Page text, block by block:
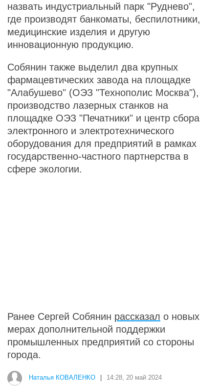
назвать индустриальный парк "Руднево",
где производят банкоматы, беспилотники,
медицинские изделия и другую
инновационную продукцию.
Собянин также выделил два крупных
фармацевтических завода на площадке
"Алабушево" (ОЭЗ "Технополис Москва"),
производство лазерных станков на
площадке ОЭЗ "Печатники" и центр сбора
электронного и электротехнического
оборудования для предприятий в рамках
государственно-частного партнерства в
сфере экологии.
Ранее Сергей Собянин рассказал о новых
мерах дополнительной поддержки
промышленных предприятий со стороны
города.
Наталья КОВАЛЕНКО 14:28, 20 май 2024